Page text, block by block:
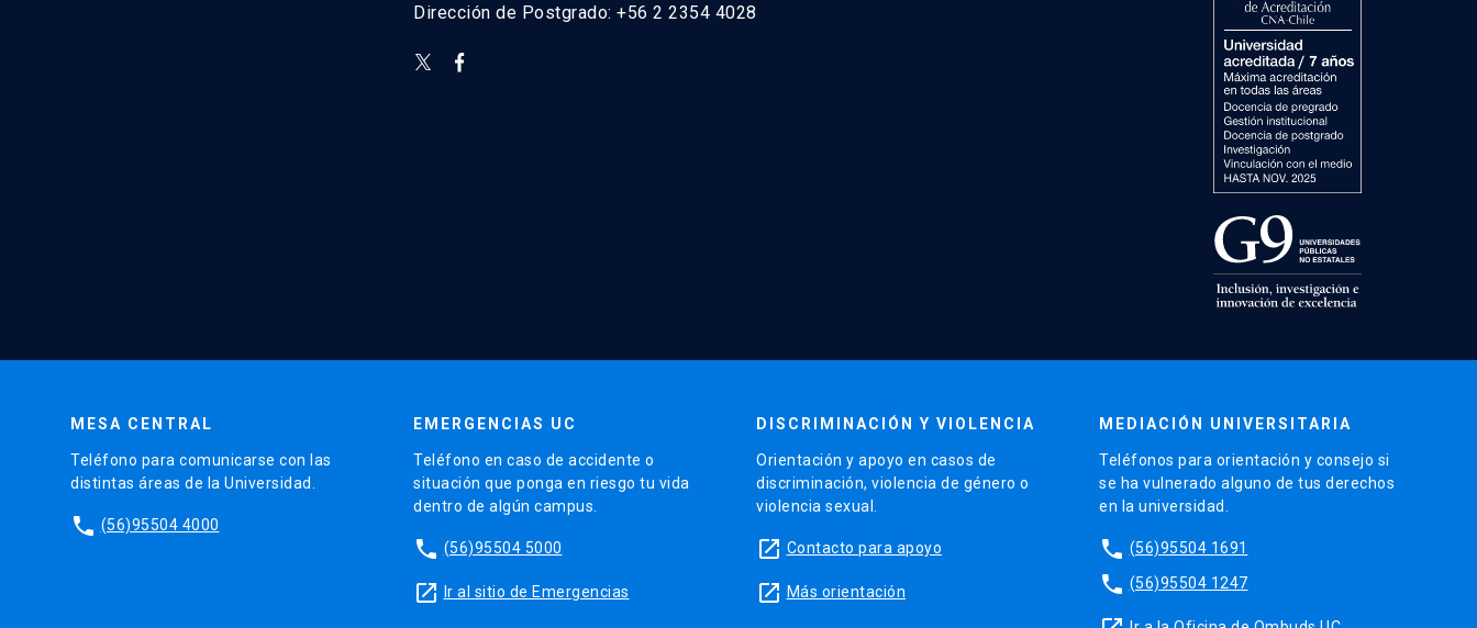
Dirección de Postgrado: +56 2 2354 4028
MESA CENTRAL
Teléfono para comunicarse con las
distintas áreas de la Universidad.
phone (56)95504 4000
EMERGENCIAS UC
Teléfono en caso de accidente o
situación que ponga en riesgo tu vida
dentro de algún campus.
phone (56)95504 5000
launch Ir al sitio de Emergencias
DISCRIMINACIÓN Y VIOLENCIA
Orientación y apoyo en casos de
discriminación, violencia de género o
violencia sexual.
launch Contacto para apoyo
launch Más orientación
MEDIACIÓN UNIVERSITARIA
Teléfonos para orientación y consejo si
se ha vulnerado alguno de tus derechos
en la universidad.
phone (56)95504 1691
phone (56)95504 1247